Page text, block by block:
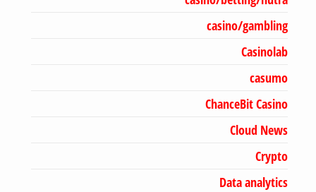
casino/gambling
Casinolab
casumo
ChanceBit Casino
Cloud News
Crypto
Data analytics